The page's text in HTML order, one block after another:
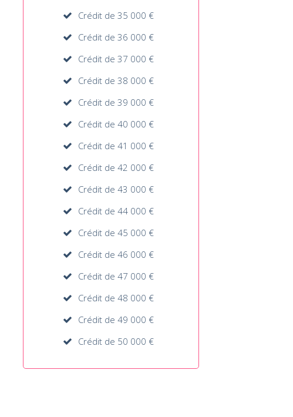
Crédit de 35 000 €
Crédit de 36 000 €
Crédit de 37 000 €
Crédit de 38 000 €
Crédit de 39 000 €
Crédit de 40 000 €
Crédit de 41 000 €
Crédit de 42 000 €
Crédit de 43 000 €
Crédit de 44 000 €
Crédit de 45 000 €
Crédit de 46 000 €
Crédit de 47 000 €
Crédit de 48 000 €
Crédit de 49 000 €
Crédit de 50 000 €